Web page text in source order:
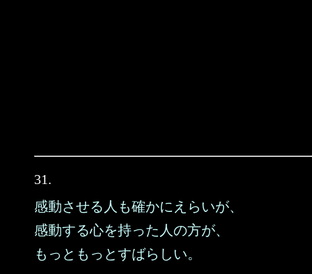
31.
感動させる人も確かにえらいが、
感動する心を持った人の方が、
もっともっとすばらしい。